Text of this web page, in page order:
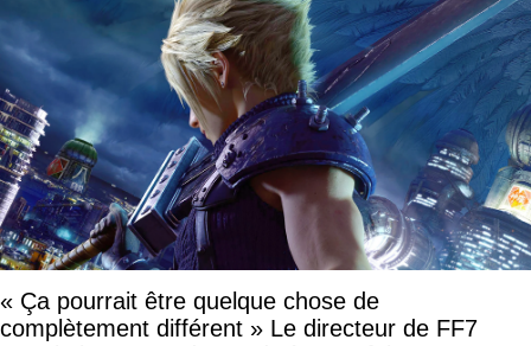
« Ça pourrait être quelque chose de
complètement différent » Le directeur de FF7